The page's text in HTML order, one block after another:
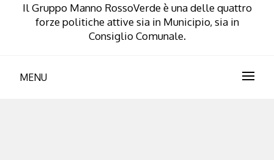
Il Gruppo Manno RossoVerde è una delle quattro
forze politiche attive sia in Municipio, sia in
Consiglio Comunale.
MENU